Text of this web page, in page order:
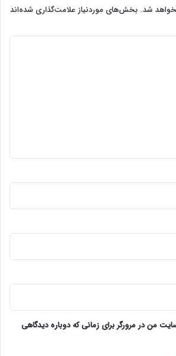
شد. بخش‌های موردنیاز علامت‌گذاری شده‌اند
من در مرورگر برای زمانی که دوباره دیدگاهی